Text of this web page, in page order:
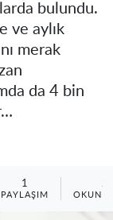
bulundu.
ve aylık
merak
da 4 bin
1
PAYLAŞIM